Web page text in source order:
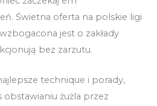
Świetna oferta na polskie ligi
jest o zakłady
bez zarzutu.
technique i porady,
żużla przez